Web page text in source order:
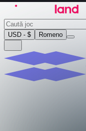
USD - $ Romeno